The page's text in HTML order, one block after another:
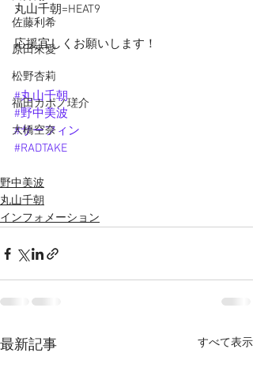
佐藤利希
原田來愛
松野杏莉
福田カポノ瑳介
大橋空奈
丸山千朝=HEAT9
応援宜しくお願いします！
#丸山千朝
#野中美波
#サーフィン
#RADTAKE
野中美波
丸山千朝
インフォメーション
最新記事 すべて表示